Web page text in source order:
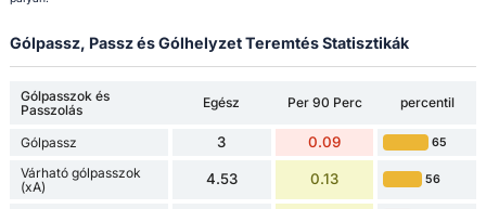
Gólpassz, Passz és Gólhelyzet Teremtés Statisztikák
Gólpasszok és
Passzolás
Egész Per 90 Perc percentil
Gólpassz 3 0.09 65
Várható gólpasszok
(xA)
4.53 0.13 56